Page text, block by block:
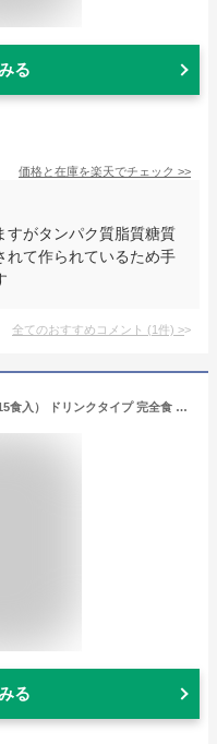
る
価格と在庫を楽天でチェック >>
すがタンパク質脂質糖質
れて作られているため手
全てのおすすめコメント (1件) >
uFit 完全栄養食 ココア味 大容量（15食入） ドリンクタイプ 完全食 乳酸菌100億個 食物繊維 高たんぱく質 低糖質 国内製造
る